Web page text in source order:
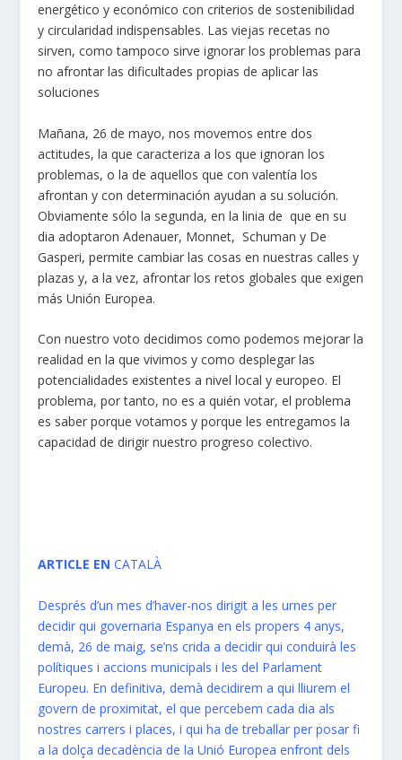
energético y económico con criterios de sostenibilidad
y circularidad indispensables. Las viejas recetas no
sirven, como tampoco sirve ignorar los problemas para
no afrontar las dificultades propias de aplicar las
soluciones
Mañana, 26 de mayo, nos movemos entre dos
actitudes, la que caracteriza a los que ignoran los
problemas, o la de aquellos que con valentía los
afrontan y con determinación ayudan a su solución.
Obviamente sólo la segunda, en la linia de que en su
dia adoptaron Adenauer, Monnet, Schuman y De
Gasperi, permite cambiar las cosas en nuestras calles y
plazas y, a la vez, afrontar los retos globales que exigen
más Unión Europea.
Con nuestro voto decidimos como podemos mejorar la
realidad en la que vivimos y como desplegar las
potencialidades existentes a nivel local y europeo. El
problema, por tanto, no es a quién votar, el problema
es saber porque votamos y porque les entregamos la
capacidad de dirigir nuestro progreso colectivo.
ARTICLE ENCATALÀ
Després d’un mes d’haver-nos dirigit a les urnes per
decidir qui governaria Espanya en els propers 4 anys,
demà, 26 de maig, se’ns crida a decidir qui conduirà les
polítiques i accions municipals i les del Parlament
Europeu. En definitiva, demà decidirem a qui lliurem el
govern de proximitat, el que percebem cada dia als
nostres carrers i places, i qui ha de treballar per posar fi
a la dolça decadència de la Unió Europea enfront dels